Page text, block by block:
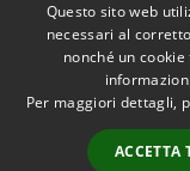
Privacy
Cookie
Mappa del sito
Firma digitale
Accesso Posta
Questo sito web
necessari al
nonché un
Per maggiori dettagli,
ACCETTA